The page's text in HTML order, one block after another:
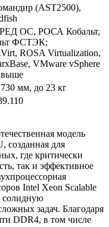
(AST2500),
ОС, РОСА Кобальт,
ФСТЭК;
ROSA Virtualization,
VMware vSphere
выше
мм, до 23 кг
модель
созданная для
где критически
так и эффективное
Intel Xeon Scalable
солидную
задач. Благодаря
DDR4, в том числе